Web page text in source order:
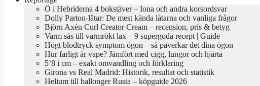
Ö i Hebriderna 4 bokstäver – Iona och andra korsordsvar
Dolly Parton-låtar: De mest kända låtarna och vanliga frågor
Björn Axén Curl Creator Cream – recension, pris & betyg
Varm sås till varmrökt lax – 9 supergoda recept | Guide
Högt blodtryck symptom ögon – så påverkar det dina ögon
Hur farligt är vape? Jämfört med cigg, lungor och hjärta
5’8 i cm – exakt omvandling och förklaring
Girona vs Real Madrid: Historik, resultat och statistik
Helium till ballonger Rusta – köpguide 2026